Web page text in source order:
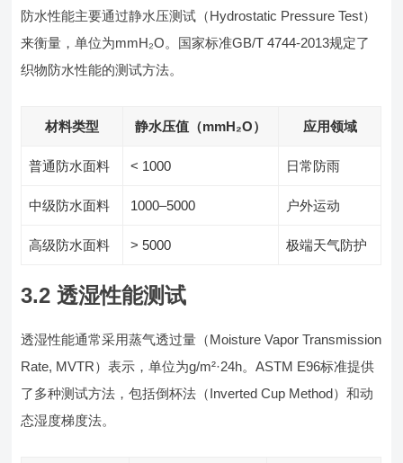
防水性能主要通过静水压测试（Hydrostatic Pressure Test）
来衡量，单位为mmH₂O。国家标准GB/T 4744-2013规定了
织物防水性能的测试方法。
材料类型 静水压值（mmH₂O） 应用领域
普通防水面料 < 1000 日常防雨
中级防水面料 1000–5000 户外运动
高级防水面料 > 5000 极端天气防护
3.2 透湿性能测试
透湿性能通常采用蒸气透过量（Moisture Vapor Transmission
Rate, MVTR）表示，单位为g/m²·24h。ASTM E96标准提供
了多种测试方法，包括倒杯法（Inverted Cup Method）和动
态湿度梯度法。